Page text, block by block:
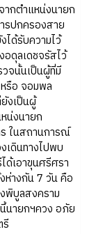
ากตำแหน่งนายก
รปกครองสาย
ด้รับความไว้
อดุลเดชจรัสไว้
จนั้นเป็นผู้ที่มี
รือ จอมพล
งเป็นผู้
น่งนายก
ในสถานการณ์
ดินทางไปพบ
ด้เอาขุนศรีศรา
ห่างกัน 7 วัน คือ
พิบูลสงคราม
นายกฯควง อภัย